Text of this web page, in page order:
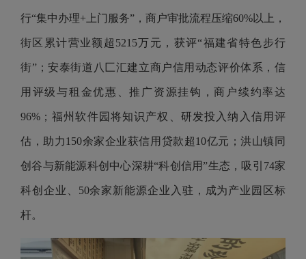
行“集中办理+上门服务”，商户审批流程压缩60%以上，
街区累计营业额超5215万元，获评“福建省特色步行
街”；安泰街道八匚汇建立商户信用动态评价体系，信
用评级与租金优惠、推广资源挂钩，商户续约率达
96%；福州软件园将知识产权、研发投入纳入信用评
估，助力150余家企业获信用贷款超10亿元；洪山镇同
创谷与新能源科创中心深耕“科创信用”生态，吸引74家
科创企业、50余家新能源企业入驻，成为产业园区标
杆。